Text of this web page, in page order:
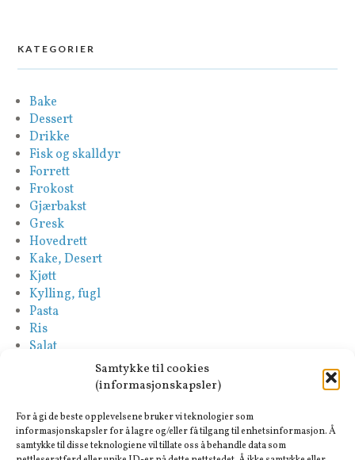
Samtykke til cookies
(informasjonskapsler)
For å gi de beste opplevelsene bruker vi teknologier som
informasjonskapsler for å lagre og/eller få tilgang til enhetsinformasjon. Å
samtykke til disse teknologiene vil tillate oss å behandle data som
KATEGORIER
Bake
Dessert
Drikke
Fisk og skalldyr
Forrett
Frokost
Gjærbakst
Gresk
Hovedrett
Kake, Desert
Kjøtt
Kylling, fugl
Pasta
Ris
Salat
Suppe
Tapas-Mezze
Tyrkisk